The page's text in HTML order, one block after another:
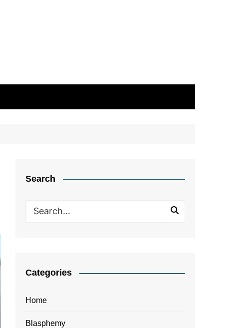
Search
Categories
Home
Blasphemy